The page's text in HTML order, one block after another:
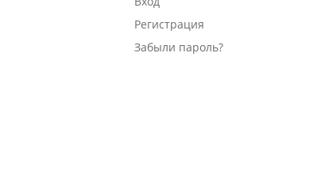
Регистрация
Забыли пароль?